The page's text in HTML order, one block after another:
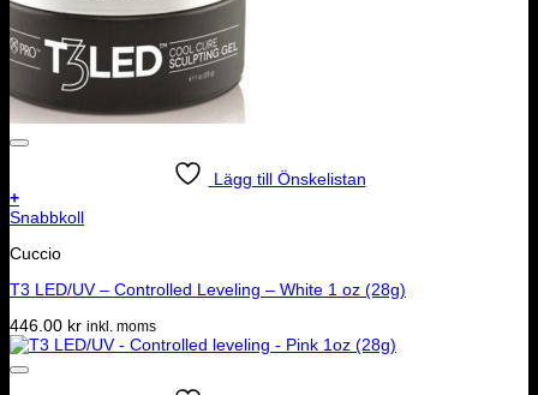
Lägg till Önskelistan
+
Snabbkoll
Cuccio
T3 LED/UV – Controlled Leveling – White 1 oz (28g)
446.00 kr inkl. moms